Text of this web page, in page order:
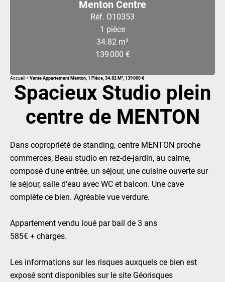
Menton Centre
Réf. O10353
1 pièce
34.82 m²
139 000 €
Accueil Vente Appartement Menton, 1 Pièce, 34.82 M², 139 000 €
Spacieux Studio plein
centre de MENTON
Dans copropriété de standing, centre MENTON proche
commerces, Beau studio en rez-de-jardin, au calme,
composé d'une entrée, un séjour, une cuisine ouverte sur
le séjour, salle d'eau avec WC et balcon. Une cave
complète ce bien. Agréable vue verdure.
Appartement vendu loué par bail de 3 ans
585€ + charges.
Les informations sur les risques auxquels ce bien est
exposé sont disponibles sur le site Géorisques